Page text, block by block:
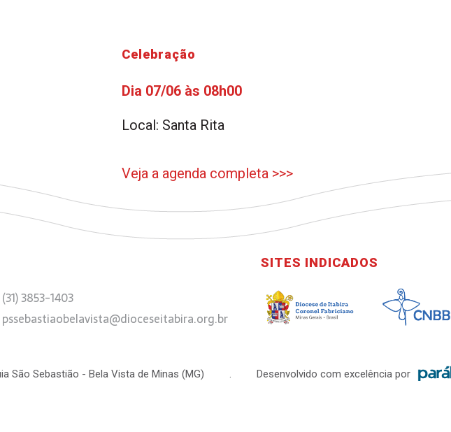
Celebração
Dia 07/06 às 08h00
Local: Santa Rita
Veja a agenda completa >>>
(31) 3853-1403
pssebastiaobelavista@dioceseitabira.org.br
SITES INDICADOS
São Sebastião - Bela Vista de Minas (MG) . Desenvolvido com excelência por